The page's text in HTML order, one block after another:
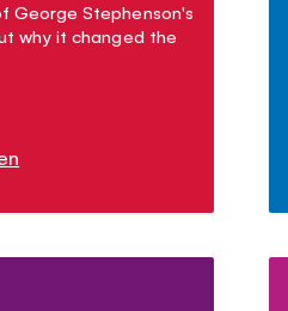
George Stephenson's
why it changed the